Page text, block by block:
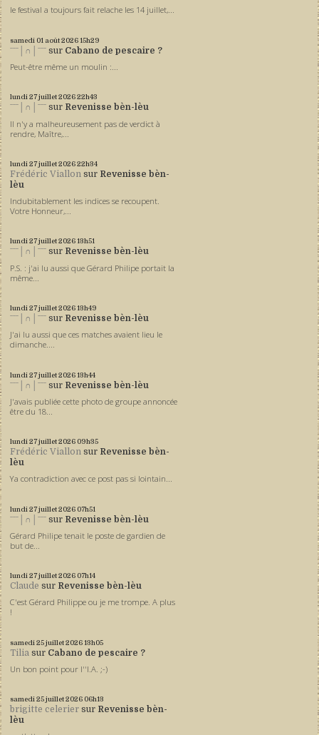
le festival a toujours fait relache les 14 juillet,...
samedi 01 août 202615h29
ˉˉˉ│∩│ˉˉˉ sur Cabano de pescaire ?
Peut-être même un moulin :...
lundi 27juillet 202622h43
ˉˉˉ│∩│ˉˉˉ sur Revenisse bèn-lèu
Il n'y a malheureusement pas de verdict à
rendre, Maître,...
lundi 27juillet 202622h34
Frédéric Viallon sur Revenisse bèn-
lèu
Indubitablement les indices se recoupent.
Votre Honneur,...
lundi 27juillet 202613h51
ˉˉˉ│∩│ˉˉˉ sur Revenisse bèn-lèu
P.S. : j'ai lu aussi que Gérard Philipe portait la
même...
lundi 27juillet 202613h49
ˉˉˉ│∩│ˉˉˉ sur Revenisse bèn-lèu
J'ai lu aussi que ces matches avaient lieu le
dimanche....
lundi 27juillet 202613h44
ˉˉˉ│∩│ˉˉˉ sur Revenisse bèn-lèu
J'avais publiée cette photo de groupe annoncée
être du 18...
lundi 27juillet 2026 09h35
Frédéric Viallon sur Revenisse bèn-
lèu
Ya contradiction avec ce post pas si lointain...
lundi 27juillet 2026 07h51
ˉˉˉ│∩│ˉˉˉ sur Revenisse bèn-lèu
Gérard Philipe tenait le poste de gardien de
but de...
lundi 27juillet 2026 07h14
Claude sur Revenisse bèn-lèu
C'est Gérard Philippe ou je me trompe. A plus
!
samedi 25juillet 202613h05
Tilia sur Cabano de pescaire ?
Un bon point pour l''I.A. ;-)
samedi 25juillet 2026 06h13
brigitte celerier sur Revenisse bèn-
lèu